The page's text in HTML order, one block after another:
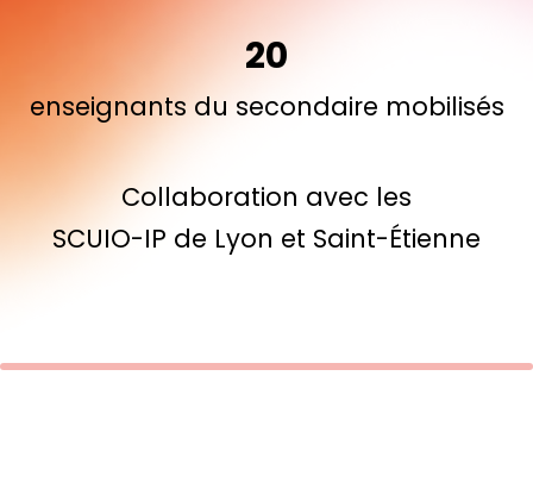
20
enseignants du secondaire mobilisés
Collaboration avec les
SCUIO-IP de Lyon et Saint-Étienne